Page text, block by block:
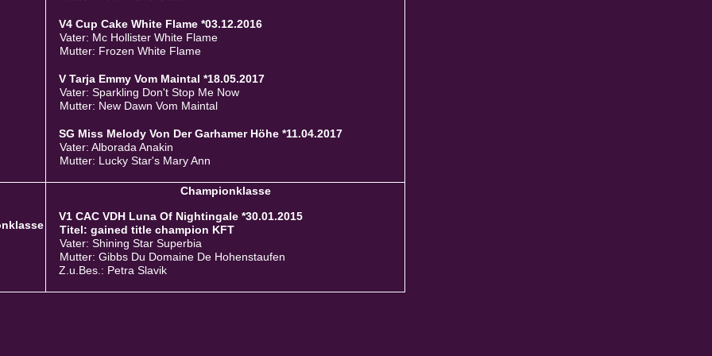
V4 Cup Cake White Flame *03.12.2016
Vater: Mc Hollister White Flame
Mutter: Frozen White Flame
V Tarja Emmy Vom Maintal *18.05.2017
Vater: Sparkling Don't Stop Me Now
Mutter: New Dawn Vom Maintal
SG Miss Melody Von Der Garhamer Höhe *11.04.2017
Vater: Alborada Anakin
Mutter: Lucky Star's Mary Ann
Championklasse
V1 CAC VDH Luna Of Nightingale *30.01.2015
Titel: gained title champion KFT
Vater: Shining Star Superbia
Mutter: Gibbs Du Domaine De Hohenstaufen
Z.u.Bes.: Petra Slavik